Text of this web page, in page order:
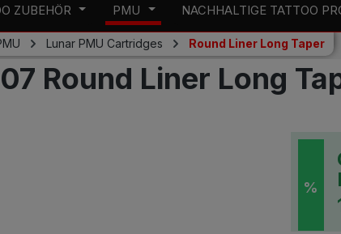
ZUBEHÖR PMU NACHHALTIGE TATTOO
Lunar PMU Cartridges Round Liner Long Taper
Round Liner Long
%